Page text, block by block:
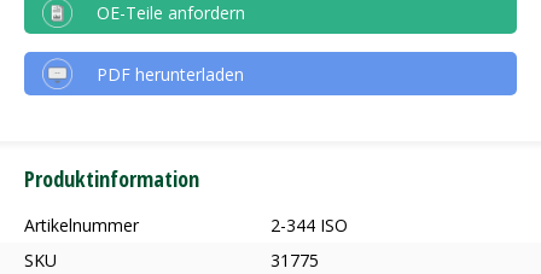
OE-Teile anfordern
PDF herunterladen
Produktinformation
Artikelnummer
2-344 ISO
SKU
31775